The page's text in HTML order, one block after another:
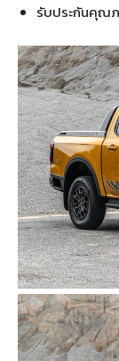
รับประกันคุณภ